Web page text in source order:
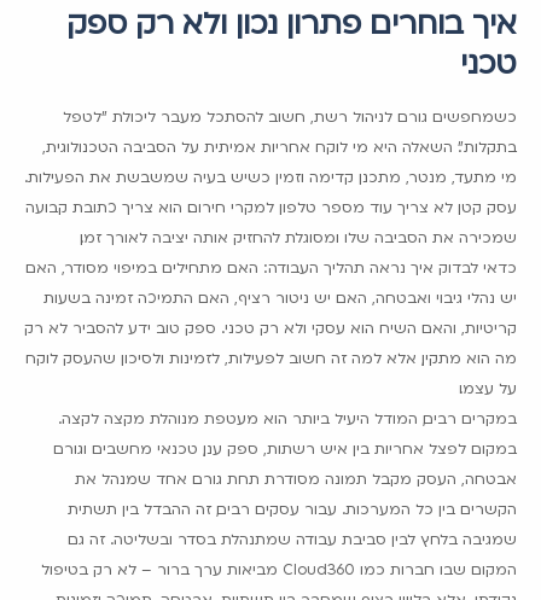
איך בוחרים פתרון נכון ולא רק ספק
טכני
כשמחפשים גורם לניהול רשת, חשוב להסתכל מעבר ליכולת "לטפל
בתקלות". השאלה היא מי לוקח אחריות אמיתית על הסביבה הטכנולוגית,
מי מתעד, מנטר, מתכנן קדימה וזמין כשיש בעיה שמשבשת את הפעילות.
עסק קטן לא צריך עוד מספר טלפון למקרי חירום. הוא צריך כתובת קבועה
שמכירה את הסביבה שלו ומסוגלת להחזיק אותה יציבה לאורך זמן.
כדאי לבדוק איך נראה תהליך העבודה: האם מתחילים במיפוי מסודר, האם
יש נהלי גיבוי ואבטחה, האם יש ניטור רציף, האם התמיכה זמינה בשעות
קריטיות, והאם השיח הוא עסקי ולא רק טכני. ספק טוב ידע להסביר לא רק
מה הוא מתקין, אלא למה זה חשוב לפעילות, לזמינות ולסיכון שהעסק לוקח
על עצמו.
במקרים רבים, המודל היעיל ביותר הוא מעטפת מנוהלת מקצה לקצה.
במקום לפצל אחריות בין איש רשתות, ספק ענן, טכנאי מחשבים וגורם
אבטחה, העסק מקבל תמונה מסודרת תחת גורם אחד שמנהל את
הקשרים בין כל המערכות. עבור עסקים רבים, זה ההבדל בין תשתית
שמגיבה בלחץ לבין סביבת עבודה שמתנהלת בסדר ובשליטה. זה גם
המקום שבו חברות כמו Cloud360 מביאות ערך ברור – לא רק בטיפול